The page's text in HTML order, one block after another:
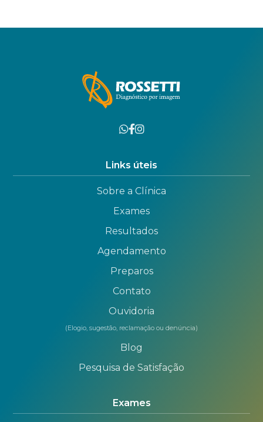
Links úteis
Sobre a Clínica
Exames
Resultados
Agendamento
Preparos
Contato
Ouvidoria
(Elogio, sugestão, reclamação ou denúncia)
Blog
Pesquisa de Satisfação
Exames